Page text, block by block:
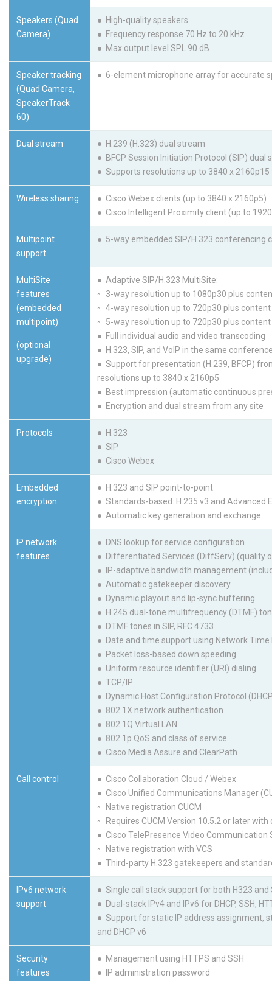
Speakers (Quad
Camera)
● High-quality speakers
● Frequency response 70 Hz to 20 kHz
● Max output level SPL 90 dB
Speaker tracking
(Quad Camera,
SpeakerTrack
60)
● 6-element microphone array for accurate
Dual stream
● H.239 (H.323) dual stream
● BFCP Session Initiation Protocol (SIP) dual
● Supports resolutions up to 3840 x
Wireless sharing
● Cisco Webex clients (up to 3840 x 2160p5)
● Cisco Intelligent Proximity client (up to
Multipoint
support
● 5-way embedded SIP/H.323 conferencing
MultiSite
features
(embedded
multipoint)
(optional
upgrade)
● Adaptive SIP/H.323 MultiSite:
◦ 3-way resolution up to 1080p30 plus
◦ 4-way resolution up to 720p30 plus content
◦ 5-way resolution up to 720p30 plus content
● Full individual audio and video transcoding
● H.323, SIP, and VoIP in the same
● Support for presentation (H.239, BFCP)
resolutions up to 3840 x 2160p5
● Best impression (automatic continuous
● Encryption and dual stream from any site
Protocols
● H.323
● SIP
● Cisco Webex
Embedded
encryption
● H.323 and SIP point-to-point
● Standards-based: H.235 v3 and Advanced
● Automatic key generation and exchange
IP network
features
● DNS lookup for service configuration
● Differentiated Services (DiffServ) (quality
● IP-adaptive bandwidth management
● Automatic gatekeeper discovery
● Dynamic playout and lip-sync buffering
● H.245 dual-tone multifrequency (DTMF)
● DTMF tones in SIP, RFC 4733
● Date and time support using Network Time
● Packet loss-based down speeding
● Uniform resource identifier (URI) dialing
● TCP/IP
● Dynamic Host Configuration Protocol
● 802.1X network authentication
● 802.1Q Virtual LAN
● 802.1p QoS and class of service
● Cisco Media Assure and ClearPath
Call control
● Cisco Collaboration Cloud / Webex
● Cisco Unified Communications Manager
◦ Native registration CUCM
◦ Requires CUCM Version 10.5.2 or later
● Cisco TelePresence Video Communication
◦ Native registration with VCS
● Third-party H.323 gatekeepers and
IPv6 network
support
● Single call stack support for both H323 and
● Dual-stack IPv4 and IPv6 for DHCP, SSH,
● Support for static IP address assignment,
and DHCP v6
Security
features
● Management using HTTPS and SSH
● IP administration password